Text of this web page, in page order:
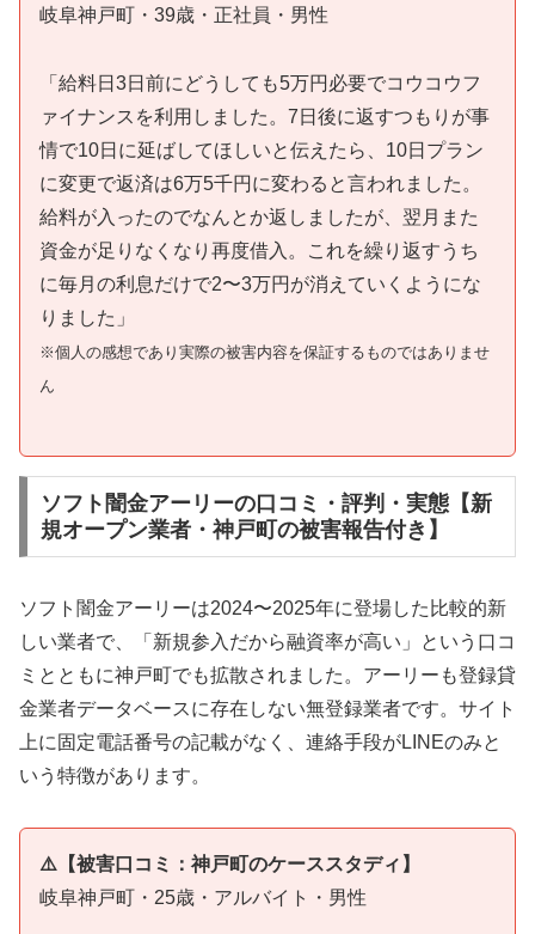
岐阜神戸町・39歳・正社員・男性
「給料日3日前にどうしても5万円必要でコウコウフ
ァイナンスを利用しました。7日後に返すつもりが事
情で10日に延ばしてほしいと伝えたら、10日プラン
に変更で返済は6万5千円に変わると言われました。
給料が入ったのでなんとか返しましたが、翌月また
資金が足りなくなり再度借入。これを繰り返すうち
に毎月の利息だけで2〜3万円が消えていくようにな
りました」
※個人の感想であり実際の被害内容を保証するものではありませ
ん
ソフト闇金アーリーの口コミ・評判・実態【新
規オープン業者・神戸町の被害報告付き】
ソフト闇金アーリーは2024〜2025年に登場した比較的新
しい業者で、「新規参入だから融資率が高い」という口コ
ミとともに神戸町でも拡散されました。アーリーも登録貸
金業者データベースに存在しない無登録業者です。サイト
上に固定電話番号の記載がなく、連絡手段がLINEのみと
いう特徴があります。
⚠️【被害口コミ：神戸町のケーススタディ】
岐阜神戸町・25歳・アルバイト・男性